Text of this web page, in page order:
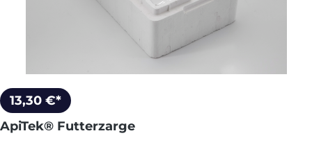
13,30 €*
ApiTek® Futterzarge